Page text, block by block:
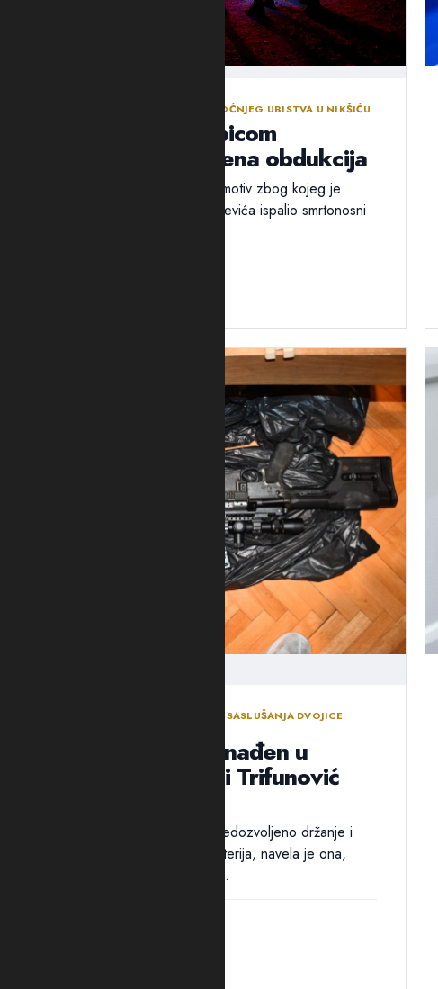
NASTAVLJENA ISTRAGA NAKON SINOĆNJEG UBISTVA U NIKŠIĆU
Policija traga za ubicom
Mrvaljevića, naložena obdukcija
Ni nakon 18 sati nije utvrđen ni motiv zbog kojeg je
ubica, navodno, u potiljak Mrvaljevića ispalio smrtonosni
ODLUKA SUDIJE ZA ISTRAGU NAKON SASLUŠANJA DVOJICE
Arsenal oružja pronađen u
“štekovima”: Suić i Trifunović
Pritvor dvojici osumnjičenih za nedozvoljeno držanje i
nošenje oružja i eksplozivnih materija, navela je ona,
određen je zbog opasnosti od...